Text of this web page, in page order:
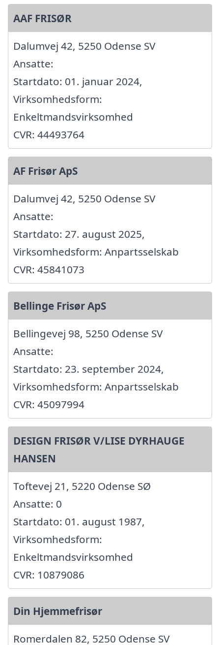
AAF FRISØR
Dalumvej 42, 5250 Odense SV
Ansatte:
Startdato: 01. januar 2024,
Virksomhedsform:
Enkeltmandsvirksomhed
CVR: 44493764
AF Frisør ApS
Dalumvej 42, 5250 Odense SV
Ansatte:
Startdato: 27. august 2025,
Virksomhedsform: Anpartsselskab
CVR: 45841073
Bellinge Frisør ApS
Bellingevej 98, 5250 Odense SV
Ansatte:
Startdato: 23. september 2024,
Virksomhedsform: Anpartsselskab
CVR: 45097994
DESIGN FRISØR V/LISE DYRHAUGE
HANSEN
Toftevej 21, 5220 Odense SØ
Ansatte: 0
Startdato: 01. august 1987,
Virksomhedsform:
Enkeltmandsvirksomhed
CVR: 10879086
Din Hjemmefrisør
Romerdalen 82, 5250 Odense SV